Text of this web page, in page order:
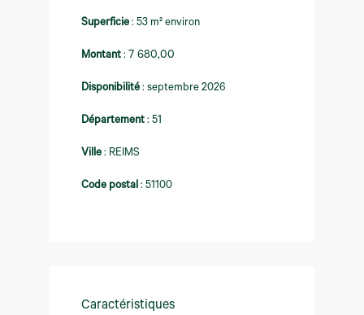
Superficie : 53 m² environ
Montant : 7 680,00
Disponibilité : septembre 2026
Département : 51
Ville : REIMS
Code postal : 51100
Caractéristiques